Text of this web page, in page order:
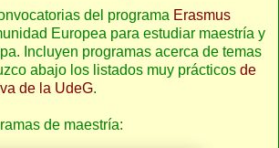
del programa Erasmus
Europea para estudiar maestría y
Incluyen programas acerca de temas
abajo los listados muy prácticos de
de la UdeG.
de maestría: